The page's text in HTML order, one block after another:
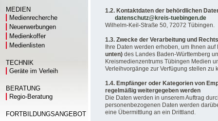
MEDIEN
Medienrecherche
Neuerwerbungen
Medienkoffer
Medienlisten
TECHNIK
Geräte im Verleih
BERATUNG
Regio-Beratung
FORTBILDUNGSANGEBOT
1.2. Kontaktdaten der behördlichen
datenschutz@kreis-tuebingen.de
Wilhelm-Keil-Straße 50, 72072 Tübingen.
1.3. Zwecke der Verarbeitung und
Ihre Daten werden erhoben, um Ihnen
unten) des Landes Baden-Württemberg
Kreismedienzentrums Tübingen Medien
Verleihvorgänge zur Verfügung stellen zu
1.4. Empfänger oder Kategorien von
regelmäßig weitergegeben werden
Die Daten werden in unserem Auftrag
personenbezogenen Daten werden
eine Übermittlung an ein Drittland.